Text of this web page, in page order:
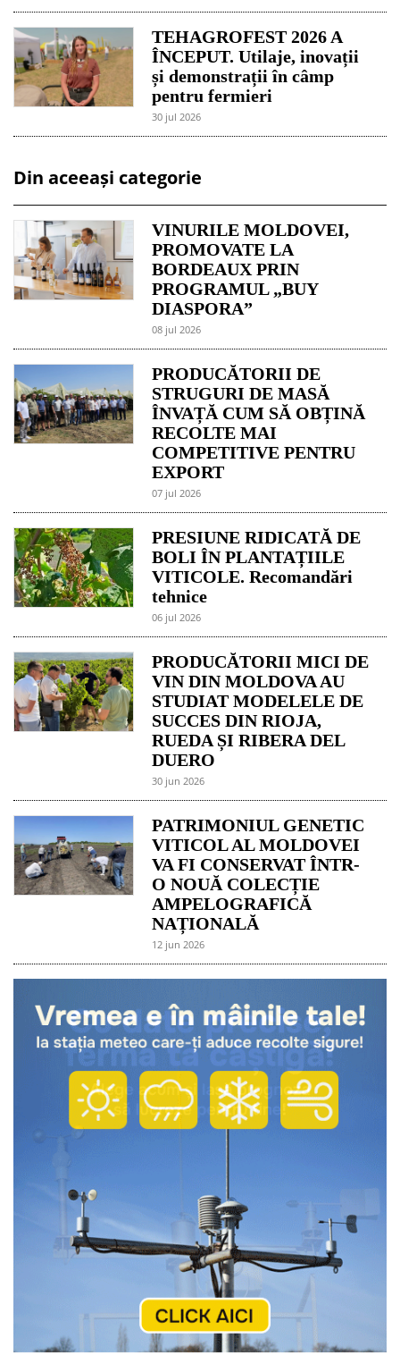
TEHAGROFEST 2026 A
ÎNCEPUT. Utilaje, inovații
și demonstrații în câmp
pentru fermieri
30 jul 2026
Din aceeași categorie
VINURILE MOLDOVEI,
PROMOVATE LA
BORDEAUX PRIN
PROGRAMUL „BUY
DIASPORA”
08 jul 2026
PRODUCĂTORII DE
STRUGURI DE MASĂ
ÎNVAȚĂ CUM SĂ OBȚINĂ
RECOLTE MAI
COMPETITIVE PENTRU
EXPORT
07 jul 2026
PRESIUNE RIDICATĂ DE
BOLI ÎN PLANTAȚIILE
VITICOLE. Recomandări
tehnice
06 jul 2026
PRODUCĂTORII MICI DE
VIN DIN MOLDOVA AU
STUDIAT MODELELE DE
SUCCES DIN RIOJA,
RUEDA ȘI RIBERA DEL
DUERO
30 jun 2026
PATRIMONIUL GENETIC
VITICOL AL MOLDOVEI
VA FI CONSERVAT ÎNTR-
O NOUĂ COLECȚIE
AMPELOGRAFICĂ
NAȚIONALĂ
12 jun 2026